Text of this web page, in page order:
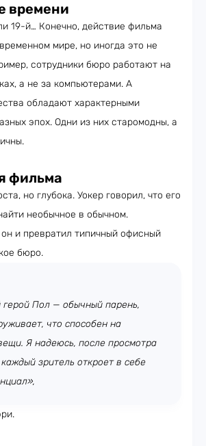
времени
19-й… Конечно, действие фильма
мире, но иногда это не
сотрудники бюро работают на
а не за компьютерами. А
обладают характерными
эпох. Одни из них старомодны, а
фильма
но глубока. Уокер говорил, что его
необычное в обычном.
и превратил типичный офисный
бюро.
Пол — обычный парень,
что способен на
Я надеюсь, после просмотра
зритель откроет в себе